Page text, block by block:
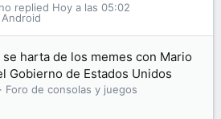
Hoy a las 05:02
se harta de los memes con Mario
Gobierno de Estados Unidos
Foro de consolas y juegos